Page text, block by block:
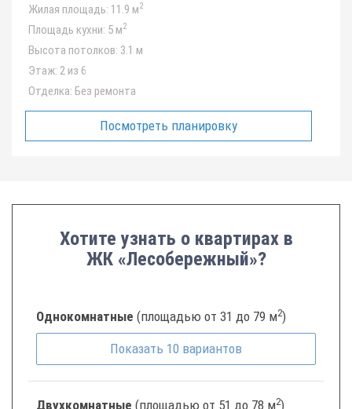
Жилая площадь: 11.9 м2
Площадь кухни: 5 м2
Высота потолков: 3.1 м
Этаж: 2 из 6
Отделка: Без ремонта
Посмотреть планировку
Хотите узнать о квартирах в
ЖК «Лесобережный»?
Однокомнатные (площадью от 31 до 79 м2)
Показать 10 вариантов
Двухкомнатные (площадью от 51 до 78 м2)